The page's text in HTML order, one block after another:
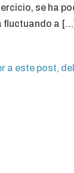
se ha
fluctuando a […]
a este post,